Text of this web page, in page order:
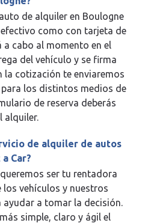
de alquiler en Boulogne
como con tarjeta de
a cabo al momento en el
del vehículo y se firma
la cotización te enviaremos
los distintos medios de
de reserva deberás
alquiler.
de alquiler de autos
Car?
ser tu rentadora
los vehículos y nuestros
a tomar la decisión.
simple, claro y ágil el